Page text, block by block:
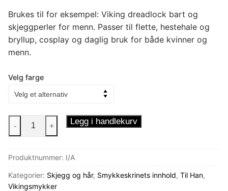
Brukes til for eksempel: Viking dreadlock bart og
skjeggperler for menn. Passer til flette, hestehale og
bryllup, cosplay og daglig bruk for både kvinner og
menn.
Velg farge
Skjeggsmykker
Viking
stk
antall
- + Legg i handlekurv
Produktnummer: I/A
Kategorier: Skjegg og hår, Smykkeskrinets innhold, Til Han,
Vikingsmykker